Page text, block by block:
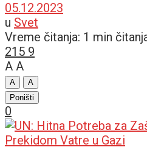
05.12.2023
u Svet
Vreme čitanja: 1 min
215 9
A A
A
A
Poništi
0